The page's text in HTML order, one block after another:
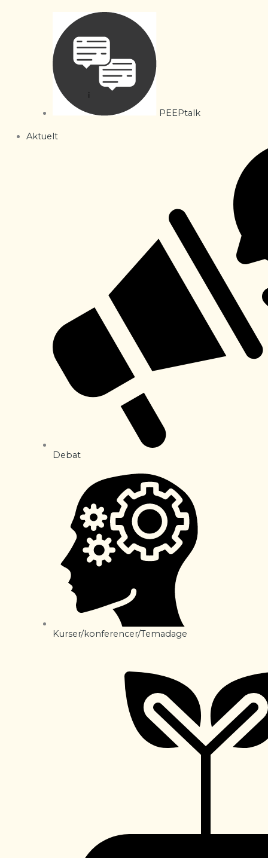
PEEPtalk
Aktuelt
Debat
Kurser/konferencer/Temadage